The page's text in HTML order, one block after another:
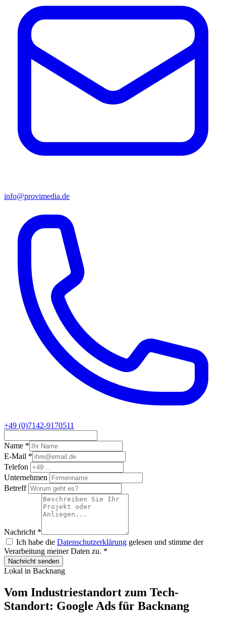
info@provimedia.de
+49 (0)7142-9170511
Name *
E-Mail *
Telefon
Unternehmen
Betreff
Nachricht *
Ich habe die Datenschutzerklärung gelesen und stimme der
Verarbeitung meiner Daten zu. *
Nachricht senden
Lokal in Backnang
Vom Industriestandort zum Tech-
Standort: Google Ads für Backnang